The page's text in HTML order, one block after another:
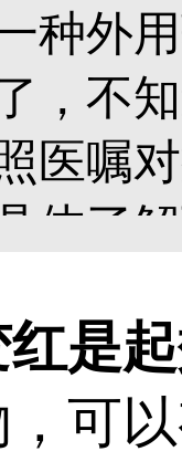
种外
，不
医嘱
体了解
是起
可以